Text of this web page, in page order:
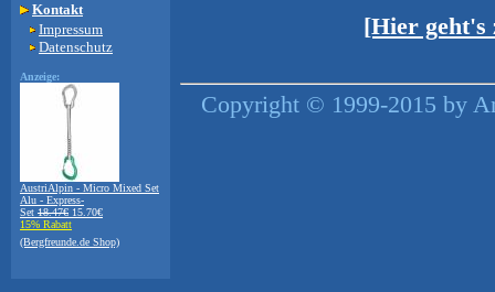
Kontakt
Impressum
Datenschutz
Anzeige:
AustriAlpin - Micro Mixed Set
Alu - Express-
Set 18.47€ 15.70€
15% Rabatt
(Bergfreunde.de Shop)
[Hier geht's
Copyright © 1999-2015 by